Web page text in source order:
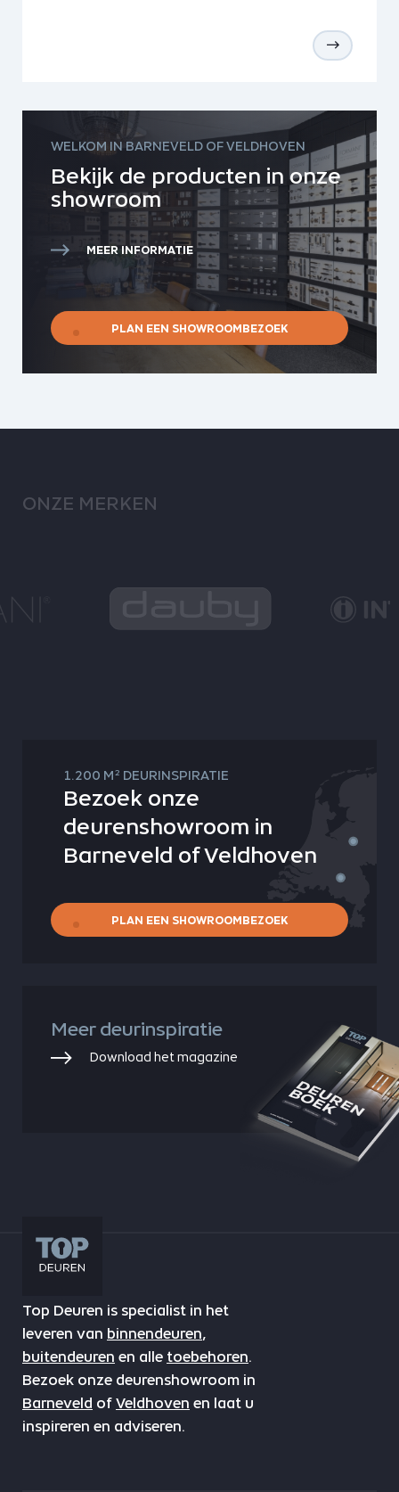
WELKOM IN BARNEVELD OF VELDHOVEN
Bekijk de producten in onze
showroom
MEER INFORMATIE
PLAN EEN SHOWROOMBEZOEK
ONZE MERKEN
Meer deurinspiratie
Download het magazine
1.200 M2 DEURINSPIRATIE
Bezoek onze
deurenshowroom in
Barneveld of Veldhoven
PLAN EEN SHOWROOMBEZOEK
Top Deuren is specialist in het
leveren van binnendeuren,
buitendeuren en alle toebehoren.
Bezoek onze deurenshowroom in
Barneveld of Veldhoven en laat u
inspireren en adviseren.